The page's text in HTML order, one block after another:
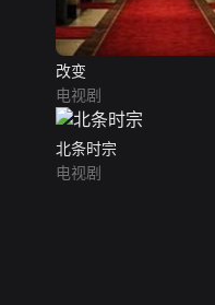
改变
电视剧
北条时宗
电视剧